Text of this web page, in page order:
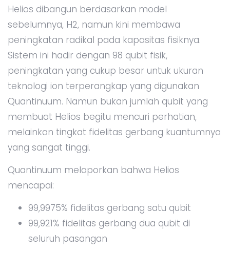
Helios dibangun berdasarkan model
sebelumnya, H2, namun kini membawa
peningkatan radikal pada kapasitas fisiknya.
Sistem ini hadir dengan 98 qubit fisik,
peningkatan yang cukup besar untuk ukuran
teknologi ion terperangkap yang digunakan
Quantinuum. Namun bukan jumlah qubit yang
membuat Helios begitu mencuri perhatian,
melainkan tingkat fidelitas gerbang kuantumnya
yang sangat tinggi.
Quantinuum melaporkan bahwa Helios
mencapai:
99,9975% fidelitas gerbang satu qubit
99,921% fidelitas gerbang dua qubit di
seluruh pasangan